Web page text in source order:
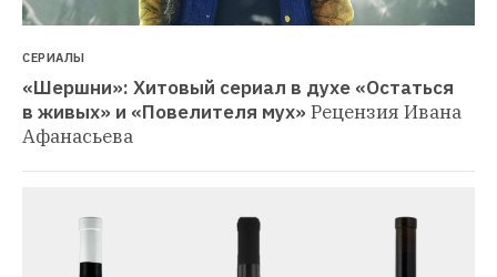
СЕРИАЛЫ
«Шершни»: Хитовый сериал в духе «Остаться
в живых» и «Повелителя мух» Рецензия Ивана
Афанасьева